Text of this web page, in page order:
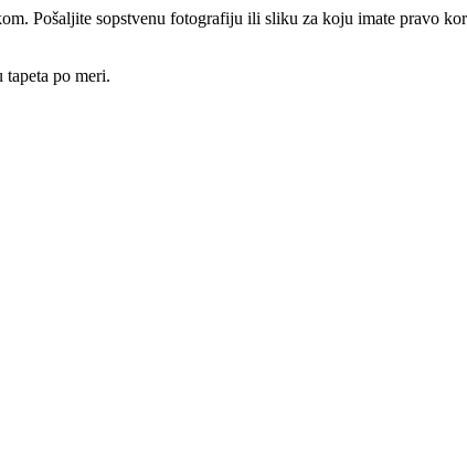
Pošaljite sopstvenu fotografiju ili sliku za koju imate pravo
po meri.